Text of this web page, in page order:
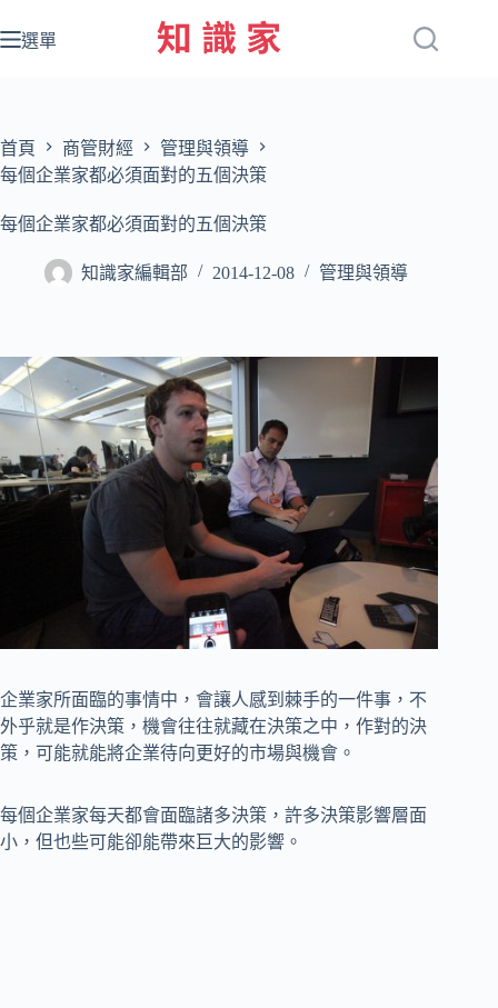
至
容
選單
首頁 商管財經
管理與領導
每個企業家都必須面對的五個決策
每個企業家都必須面對的五個決策
知識家編輯部 2014-12-08 管理與領導
企業家所面臨的事情中，會讓人感到棘手的一件事，不
外乎就是作決策，機會往往就藏在決策之中，作對的決
策，可能就能將企業待向更好的市場與機會。
每個企業家每天都會面臨諸多決策，許多決策影響層面
小，但也些可能卻能帶來巨大的影響。